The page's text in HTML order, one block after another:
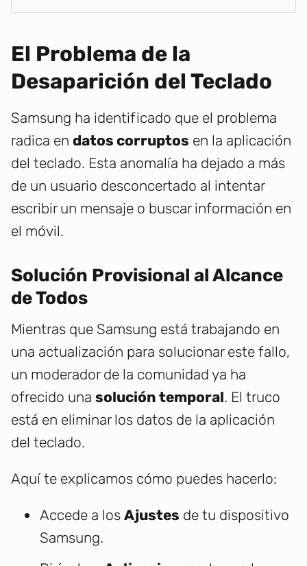
El Problema de la
Desaparición del Teclado
Samsung ha identificado que el problema
radica en datos corruptos en la aplicación
del teclado. Esta anomalía ha dejado a más
de un usuario desconcertado al intentar
escribir un mensaje o buscar información en
el móvil.
Solución Provisional al Alcance
de Todos
Mientras que Samsung está trabajando en
una actualización para solucionar este fallo,
un moderador de la comunidad ya ha
ofrecido una solución temporal. El truco
está en eliminar los datos de la aplicación
del teclado.
Aquí te explicamos cómo puedes hacerlo:
Accede a los Ajustes de tu dispositivo
Samsung.